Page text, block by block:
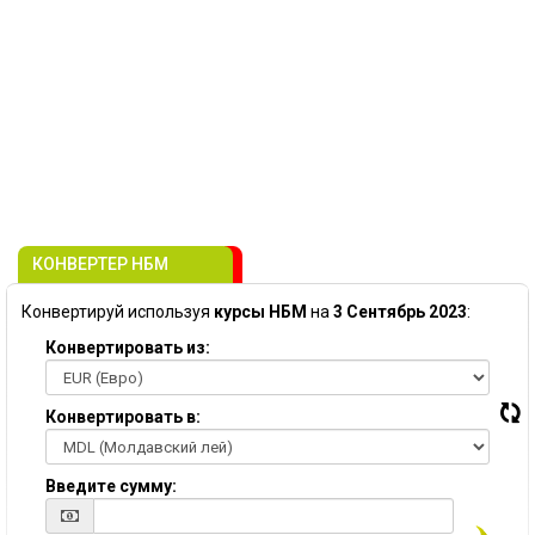
КОНВЕРТЕР НБМ
Конвертируй используя курсы НБМ на 3 Сентябрь 2023:
Конвертировать из:
Конвертировать в:
Введите сумму: